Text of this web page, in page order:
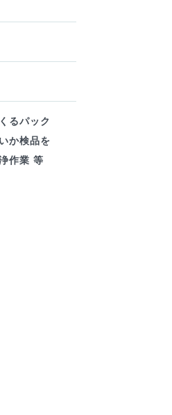
るパック
か検品を
作業 等